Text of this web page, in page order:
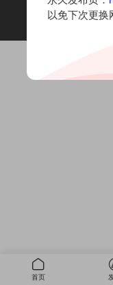
首页
以免下次更换